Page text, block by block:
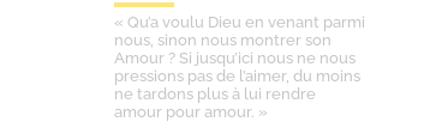
« Qu’a voulu Dieu en venant parmi
nous, sinon nous montrer son
Amour ? Si jusqu’ici nous ne nous
pressions pas de l’aimer, du moins
ne tardons plus à lui rendre
amour pour amour. »